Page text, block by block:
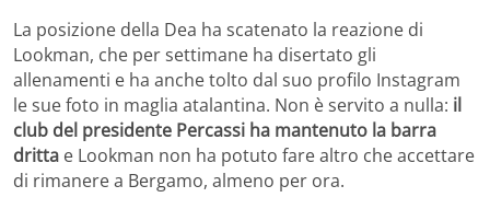
La posizione della Dea ha scatenato la reazione di
Lookman, che per settimane ha disertato gli
allenamenti e ha anche tolto dal suo profilo Instagram
le sue foto in maglia atalantina. Non è servito a nulla: il
club del presidente Percassi ha mantenuto la barra
dritta e Lookman non ha potuto fare altro che accettare
di rimanere a Bergamo, almeno per ora.